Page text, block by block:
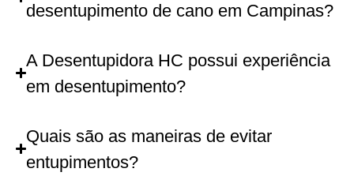
desentupimento de cano em Campinas?
A Desentupidora HC possui experiência
em desentupimento?
Quais são as maneiras de evitar
entupimentos?